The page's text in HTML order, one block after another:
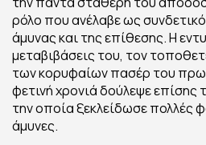
ρόλο που ανέλαβε ως
άμυνας και της επίθεσης. Η
μεταβιβάσεις του, τον
των κορυφαίων πασέρ του
φετινή χρονιά δούλεψε επίσης
την οποία ξεκλείδωσε πολλές
άμυνες.